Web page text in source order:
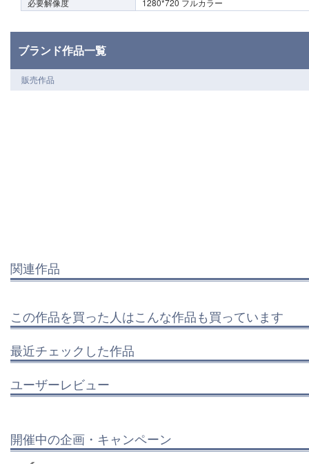
ブランド作品一覧
販売作品
関連作品
この作品を買った人はこんな作品も買っています
最近チェックした作品
ユーザーレビュー
開催中の企画・キャンペーン